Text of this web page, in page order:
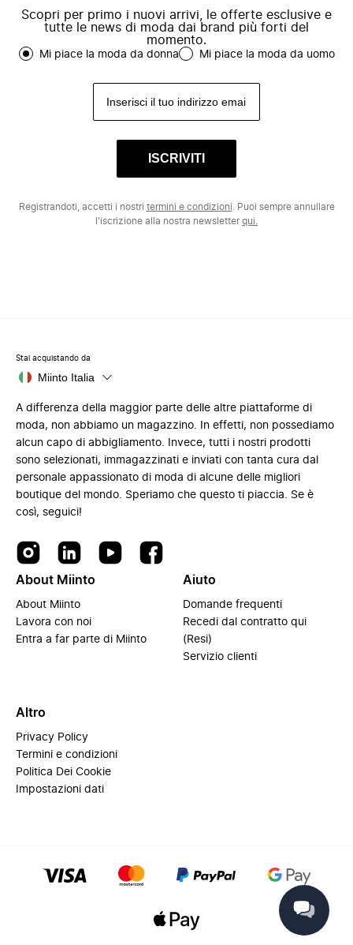
Scopri per primo i nuovi arrivi, le offerte esclusive e
tutte le news di moda dai brand più forti del
momento.
Mi piace la moda da donna Mi piace la moda da uomo
ISCRIVITI
Registrandoti, accetti i nostri termini e condizioni . Puoi sempre annullare
l'iscrizione alla nostra newsletterqui.
Stai acquistando da
Miinto Italia
A differenza della maggior parte delle altre piattaforme di
moda, non abbiamo un magazzino. In effetti, non possediamo
alcun capo di abbigliamento. Invece, tutti i nostri prodotti
sono selezionati, immagazzinati e inviati con tanta cura dal
personale appassionato di moda di alcune delle migliori
boutique del mondo. Speriamo che questo ti piaccia. Se è
così, seguici!
About Miinto
About Miinto
Lavora con noi
Entra a far parte di Miinto
Aiuto
Domande frequenti
Recedi dal contratto qui
(Resi)
Servizio clienti
Altro
Privacy Policy
Termini e condizioni
Politica Dei Cookie
Impostazioni dati